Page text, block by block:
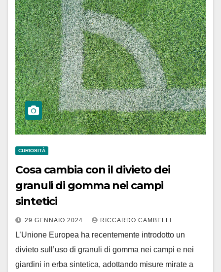
CURIOSITÀ
Cosa cambia con il divieto dei
granuli di gomma nei campi
sintetici
29 GENNAIO 2024 RICCARDO CAMBELLI
L’Unione Europea ha recentemente introdotto un
divieto sull’uso di granuli di gomma nei campi e nei
giardini in erba sintetica, adottando misure mirate a